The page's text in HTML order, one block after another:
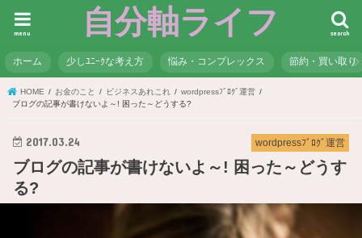
自分軸ライフ search
menu
ホーム 少しﾕﾆｰｸな考え方 悩み・コンプレックス 節約・買い取り
HOME お金のこと ビジネスあれこれ
wordpressﾌﾞﾛｸﾞ運営
ブログの記事が書けないよ～! 困った～どうする?
wordpressﾌﾞﾛｸﾞ運営
2017.03.24
ブログの記事が書けないよ～! 困った～どうす
る?